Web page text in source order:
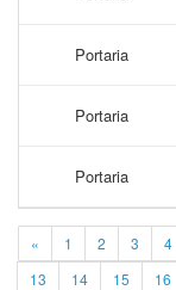
Portaria
Portaria
Portaria
« 1 2 3 4
13
14 15 16